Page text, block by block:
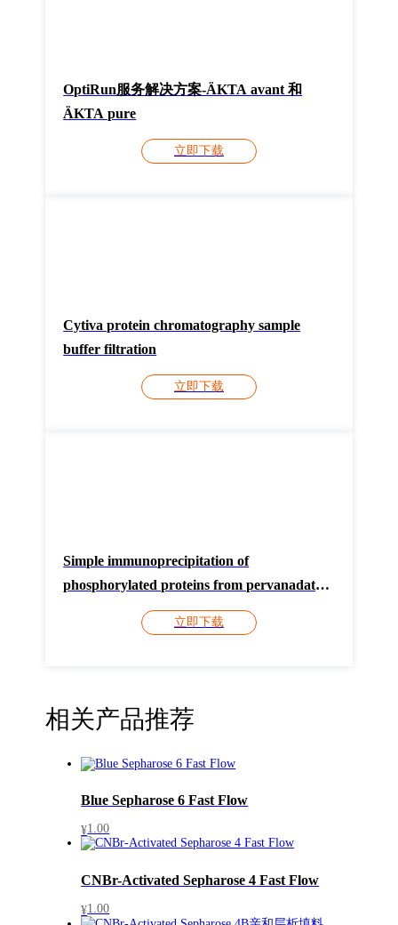
OptiRun服务解决方案-ÄKTA avant 和
ÄKTA pure
立即下载
Cytiva protein chromatography sample
buffer filtration
立即下载
Simple immunoprecipitation of
phosphorylated proteins from pervanadate
stimulated CHO cells using paramagnetic
立即下载
相关产品推荐
Blue Sepharose 6 Fast Flow
¥1.00
CNBr-Activated Sepharose 4 Fast Flow
¥1.00